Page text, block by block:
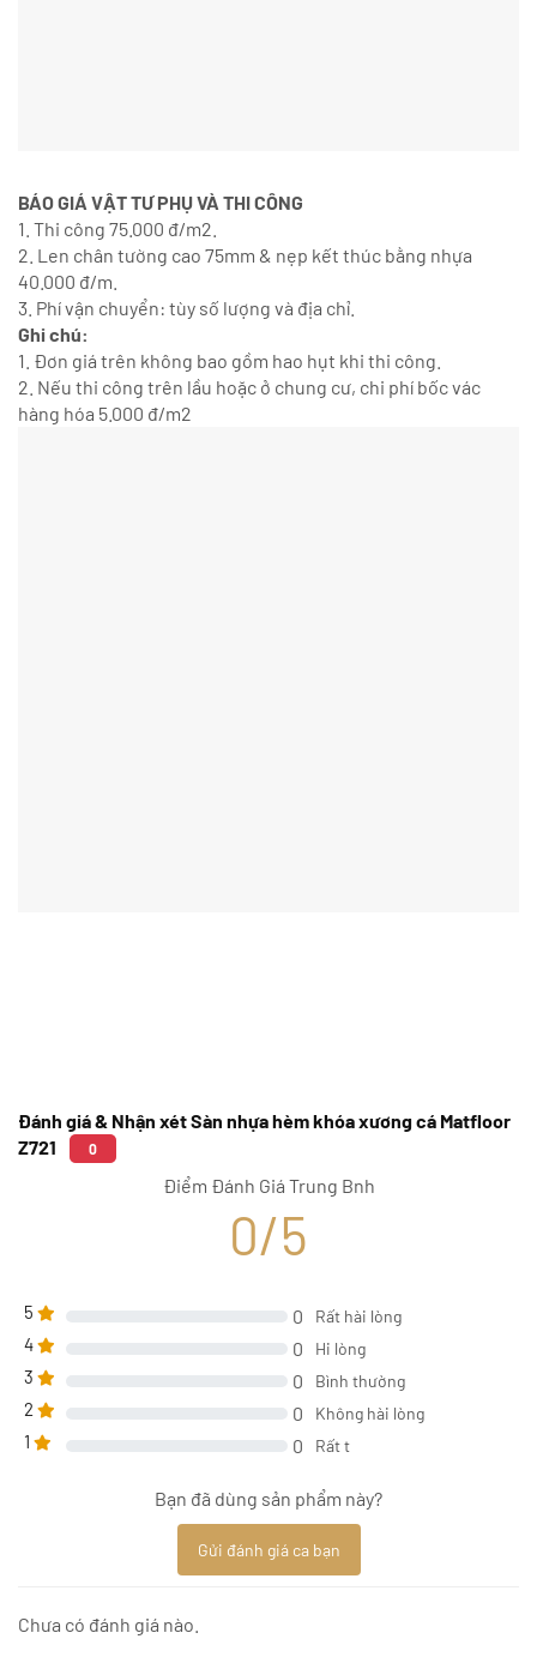
BÁO GIÁ VẬT TƯ PHỤ VÀ THI CÔNG
1. Thi công 75.000 đ/m2.
2. Len chân tường cao 75mm & nẹp kết thúc bằng nhựa
40.000 đ/m.
3. Phí vận chuyển: tùy số lượng và địa chỉ.
Ghi chú:
1. Đơn giá trên không bao gồm hao hụt khi thi công.
2. Nếu thi công trên lầu hoặc ở chung cư, chi phí bốc vác
hàng hóa 5.000 đ/m2
Đánh giá & Nhận xét Sàn nhựa hèm khóa xương cá Matfloor
Z721
0
Điểm Đánh Giá Trung Bnh
0/5
5 0 Rất hài lòng
4 0 Hi lòng
3 0 Bình thường
2 0 Không hài lòng
1 0 Rất t
Bạn đã dùng sản phẩm này?
Gửi đánh giá ca bạn
Chưa có đánh giá nào.